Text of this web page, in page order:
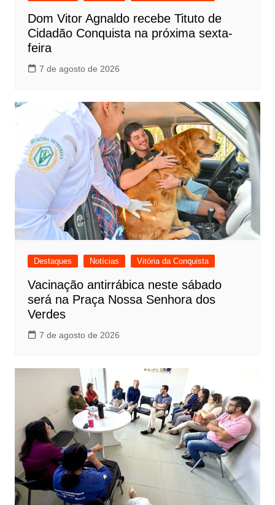
Dom Vitor Agnaldo recebe Tituto de
Cidadão Conquista na próxima sexta-
feira
7 de agosto de 2026
Destaques Notícias Vitória da Conquista
Vacinação antirrábica neste sábado
será na Praça Nossa Senhora dos
Verdes
7 de agosto de 2026